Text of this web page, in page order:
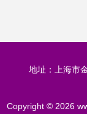
地址：上海市
Copyright © 2026